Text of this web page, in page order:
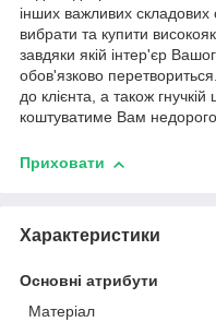
інших важливих
вибрати та купити
завдяки якій інтер'єр
обов'язково
до клієнта, а також гнучкій
коштуватиме Вам
Приховати
Характеристики
Основні атрибути
Матеріал